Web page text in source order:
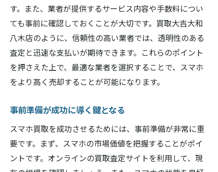
す。また、業者が提供するサービス内容や手数料につい
ても事前に確認しておくことが大切です。買取大吉大和
八木店のように、信頼性の高い業者では、透明性のある
査定と迅速な支払いが期待できます。これらのポイント
を押さえた上で、最適な業者を選択することで、スマホ
をより高く売却することが可能になります。
事前準備が成功に導く鍵となる
スマホ買取を成功させるためには、事前準備が非常に重
要です。まず、スマホの市場価値を把握することがポイ
ントです。オンラインの買取査定サイトを利用して、現